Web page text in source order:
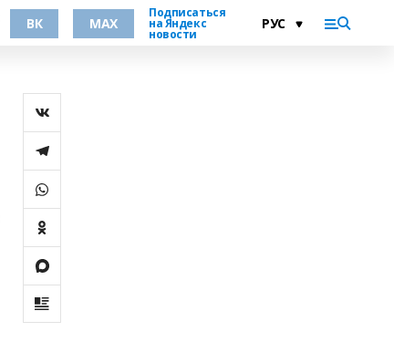
ВК MAX
Подписаться
на Яндекс
новости